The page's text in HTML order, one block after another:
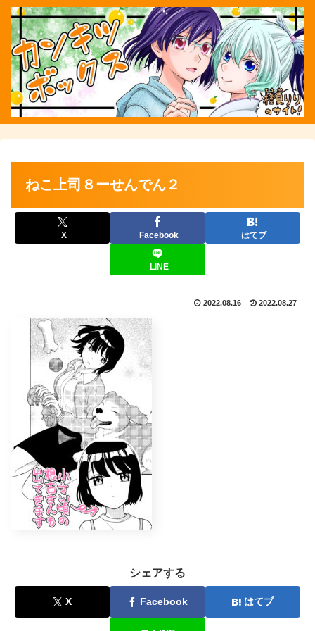
ねこ上司８ーせんでん２
X Facebook はてブ
LINE
2022.08.16 2022.08.27
シェアする
X Facebook はてブ